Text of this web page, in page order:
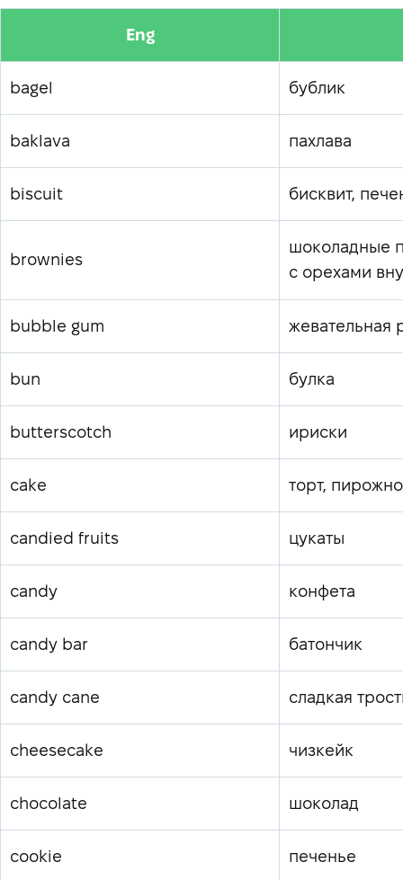
Eng
bagel бублик
baklava пахлава
biscuit бисквит,
brownies
шоколадные
с орехами
bubble gum жевательная
bun булка
butterscotch ириски
cake торт,
candied fruits цукаты
candy конфета
candy bar батончик
candy cane сладкая
cheesecake чизкейк
chocolate шоколад
cookie печенье